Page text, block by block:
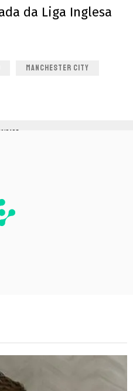
da Liga Inglesa
MANCHESTER CITY